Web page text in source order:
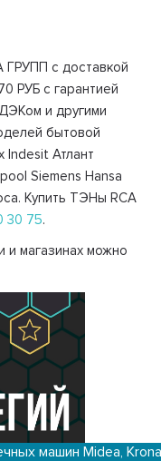
ГРУПП с доставкой
РУБ с гарантией
и другими
бытовой
Indesit Атлант
Siemens Hansa
Купить ТЭНы RCA
30 75.
магазинах можно
Krona, Kaiser и